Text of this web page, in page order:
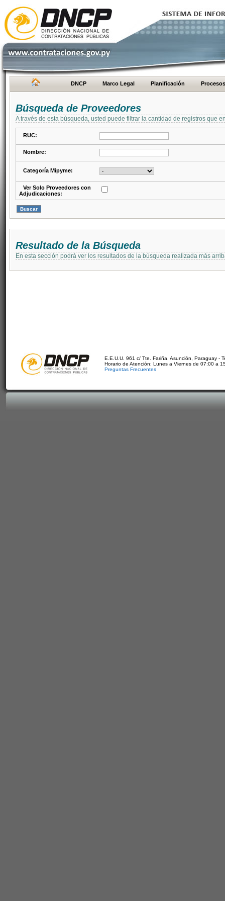
DNCP Marco Legal Planificación Procesos
Búsqueda de Proveedores
A través de esta búsqueda, usted puede filtrar la cantidad de registros que
RUC:
Nombre:
Categoría Mipyme:
Ver Solo Proveedores con
Adjudicaciones:
Resultado de la Búsqueda
En esta sección podrá ver los resultados de la búsqueda realizada más
E.E.U.U. 961 c/ Tte. Fariña. Asunción, Paraguay -
Horario de Atención: Lunes a Viernes de 07:00 a
Preguntas Frecuentes